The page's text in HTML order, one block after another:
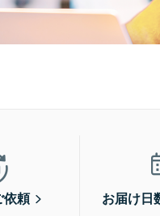
依頼 お届け日